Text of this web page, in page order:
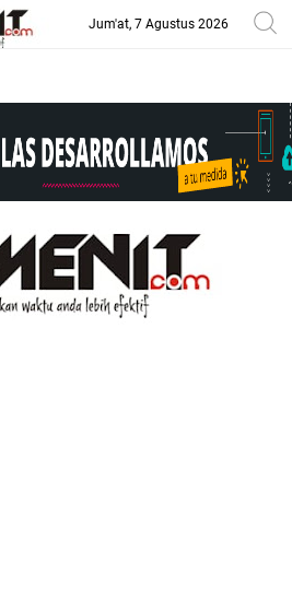
Jum'at, 7 Agustus 2026